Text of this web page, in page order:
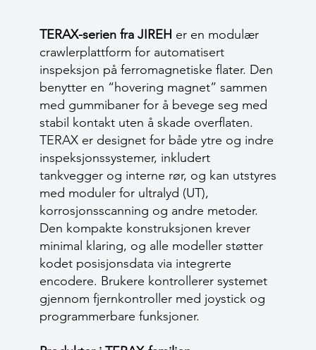
TERAX-serien fra JIREH er en modulær
crawlerplattform for automatisert
inspeksjon på ferromagnetiske flater. Den
benytter en “hovering magnet” sammen
med gummibaner for å bevege seg med
stabil kontakt uten å skade overflaten.
TERAX er designet for både ytre og indre
inspeksjonssystemer, inkludert
tankvegger og interne rør, og kan utstyres
med moduler for ultralyd (UT),
korrosjonsscanning og andre metoder.
Den kompakte konstruksjonen krever
minimal klaring, og alle modeller støtter
kodet posisjonsdata via integrerte
encodere. Brukere kontrollerer systemet
gjennom fjernkontroller med joystick og
programmerbare funksjoner.